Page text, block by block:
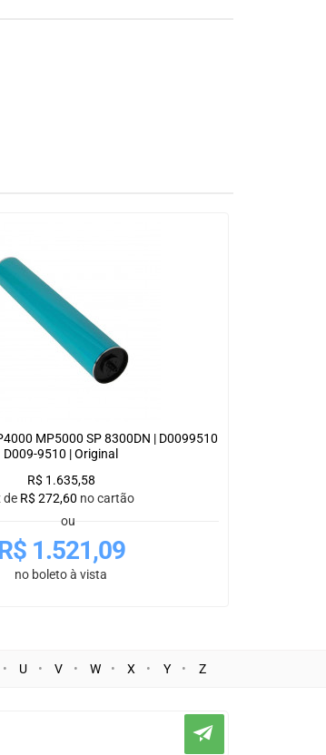
MP5000 SP 8300DN | D0099510
D009-9510 | Original
R$ 1.635,58
de R$ 272,60 no cartão
ou
1.521,09
no boleto à vista
U V W X Y Z